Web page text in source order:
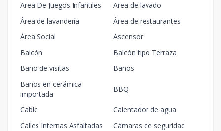
Area De Juegos Infantiles
Area de lavado
Área de lavandería
Área de restaurantes
Área Social
Ascensor
Balcón
Balcón tipo Terraza
Baño de visitas
Baños
Baños en cerámica
importada
BBQ
Cable
Calentador de agua
Calles Internas Asfaltadas
Cámaras de seguridad